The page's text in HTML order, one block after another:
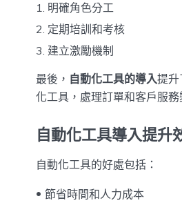
明確角色分工
定期培訓和考核
建立激勵機制
最後， 自動化工具的導入提升
化工具，處理訂單和客戶服務
自動化工具導入提升
自動化工具的好處包括：
節省時間和人力成本